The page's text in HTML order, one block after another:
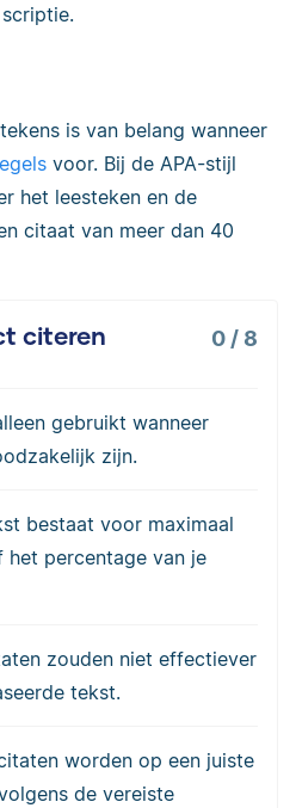
is van belang wanneer
voor. Bij de APA-stijl
het leesteken en de
citaat van meer dan 40
citeren 0 / 8
gebruikt wanneer
zijn.
bestaat voor maximaal
het percentage van je
zouden niet effectiever
tekst.
worden op een juiste
de vereiste